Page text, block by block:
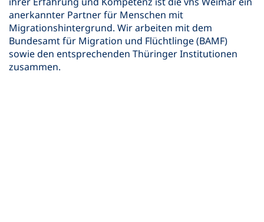
anerkannter Partner für Menschen mit
Migrationshintergrund. Wir arbeiten mit dem
Bundesamt für Migration und Flüchtlinge (BAMF)
sowie den entsprechenden Thüringer Institutionen
zusammen.